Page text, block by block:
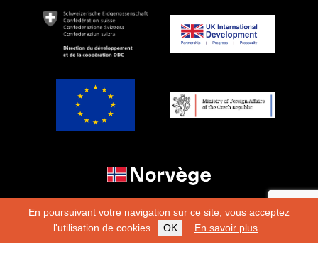
En poursuivant votre navigation sur ce site, vous acceptez
l'utilisation de cookies.
OK En savoir plus